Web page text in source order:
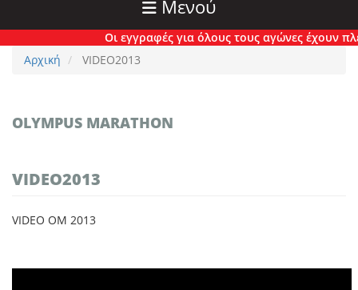
Μενού
Οι εγγραφές για όλους τους αγώνες έχουν
Αρχική
VIDEO2013
OLYMPUS MARATHON
VIDEO2013
VIDEO OM 2013